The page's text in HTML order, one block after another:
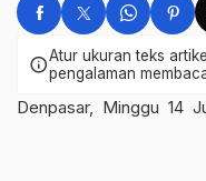
infoAtur ukuran teks
pengalaman
Denpasar, Minggu 14